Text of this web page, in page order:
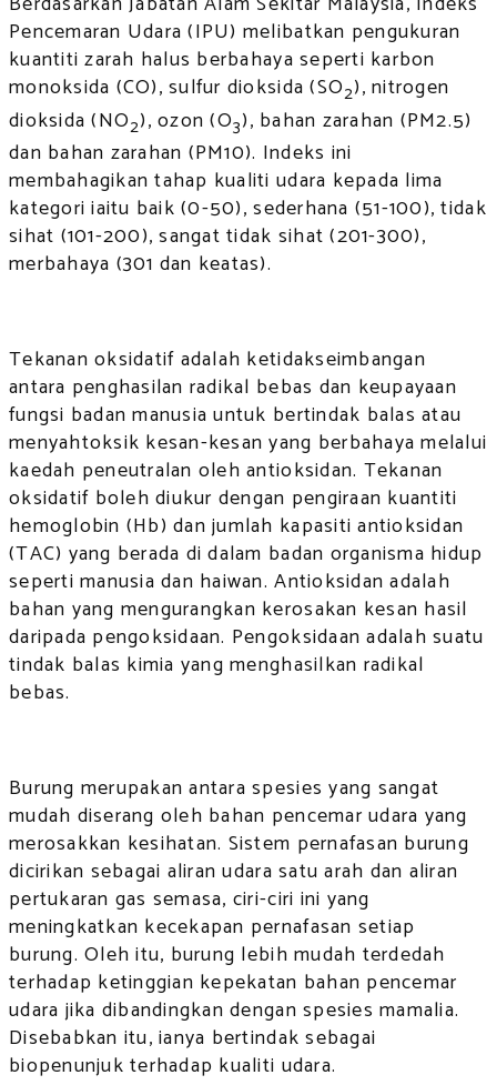
Pencemaran Udara (IPU) melibatkan pengukuran
kuantiti zarah halus berbahaya seperti karbon
monoksida (CO), sulfur dioksida (SO2), nitrogen
dioksida (NO2), ozon (O3), bahan zarahan (PM2.5)
dan bahan zarahan (PM10). Indeks ini
membahagikan tahap kualiti udara kepada lima
kategori iaitu baik (0-50), sederhana (51-100), tidak
sihat (101-200), sangat tidak sihat (201-300),
merbahaya (301 dan keatas).
Tekanan oksidatif adalah ketidakseimbangan
antara penghasilan radikal bebas dan keupayaan
fungsi badan manusia untuk bertindak balas atau
menyahtoksik kesan-kesan yang berbahaya melalui
kaedah peneutralan oleh antioksidan. Tekanan
oksidatif boleh diukur dengan pengiraan kuantiti
hemoglobin (Hb) dan jumlah kapasiti antioksidan
(TAC) yang berada di dalam badan organisma hidup
seperti manusia dan haiwan. Antioksidan adalah
bahan yang mengurangkan kerosakan kesan hasil
daripada pengoksidaan. Pengoksidaan adalah suatu
tindak balas kimia yang menghasilkan radikal
bebas.
Burung merupakan antara spesies yang sangat
mudah diserang oleh bahan pencemar udara yang
merosakkan kesihatan. Sistem pernafasan burung
dicirikan sebagai aliran udara satu arah dan aliran
pertukaran gas semasa, ciri-ciri ini yang
meningkatkan kecekapan pernafasan setiap
burung. Oleh itu, burung lebih mudah terdedah
terhadap ketinggian kepekatan bahan pencemar
udara jika dibandingkan dengan spesies mamalia.
Disebabkan itu, ianya bertindak sebagai
biopenunjuk terhadap kualiti udara.